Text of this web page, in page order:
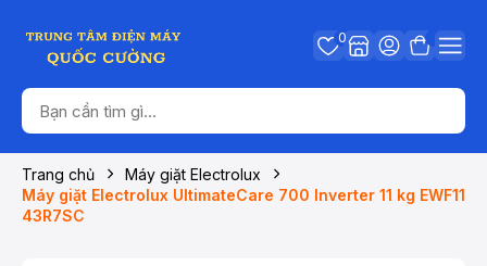
0
Trang chủ
Máy giặt Electrolux
Máy giặt Electrolux UltimateCare 700 Inverter 11 kg EWF11
43R7SC